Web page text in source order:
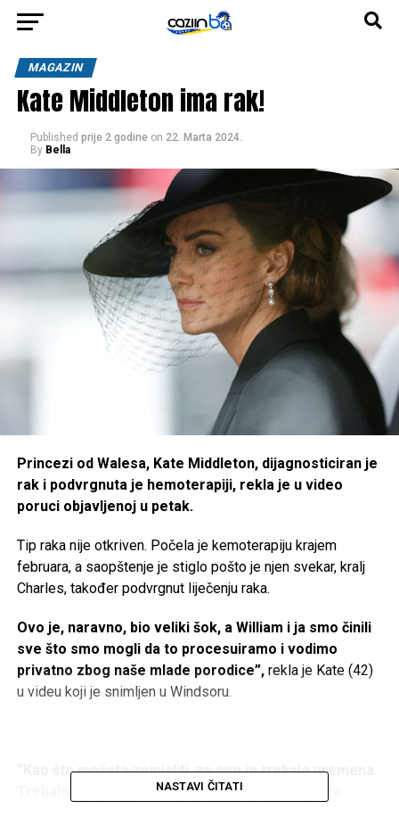
MAGAZIN
Kate Middleton ima rak!
Published prije 2 godine on 22. Marta 2024.
By Bella
Princezi od Walesa, Kate Middleton, dijagnosticiran je
rak i podvrgnuta je hemoterapiji, rekla je u video
poruci objavljenoj u petak.
Tip raka nije otkriven. Počela je kemoterapiju krajem
februara, a saopštenje je stiglo pošto je njen svekar, kralj
Charles, također podvrgnut liječenju raka.
Ovo je, naravno, bio veliki šok, a William i ja smo činili
sve što smo mogli da to procesuiramo i vodimo
privatno zbog naše mlade porodice”,rekla je Kate (42)
u videu koji je snimljen u Windsoru.
“Kao što možete zamisliti, za ovo je trebalo vremena.
Trebalo mi je vremena da se oporavim od velike
NASTAVI ČITATI